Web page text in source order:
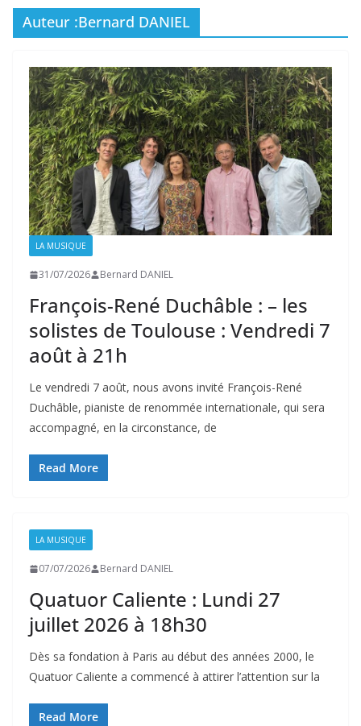
Auteur :Bernard DANIEL
LA MUSIQUE
31/07/2026 Bernard DANIEL
François-René Duchâble : – les
solistes de Toulouse : Vendredi 7
août à 21h
Le vendredi 7 août, nous avons invité François-René
Duchâble, pianiste de renommée internationale, qui sera
accompagné, en la circonstance, de
Read More
LA MUSIQUE
07/07/2026 Bernard DANIEL
Quatuor Caliente : Lundi 27
juillet 2026 à 18h30
Dès sa fondation à Paris au début des années 2000, le
Quatuor Caliente a commencé à attirer l’attention sur la
Read More